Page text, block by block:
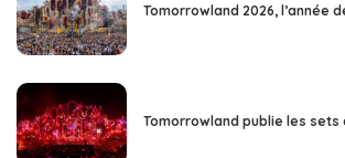
Tomorrowland 2026, l’année
Tomorrowland publie les sets